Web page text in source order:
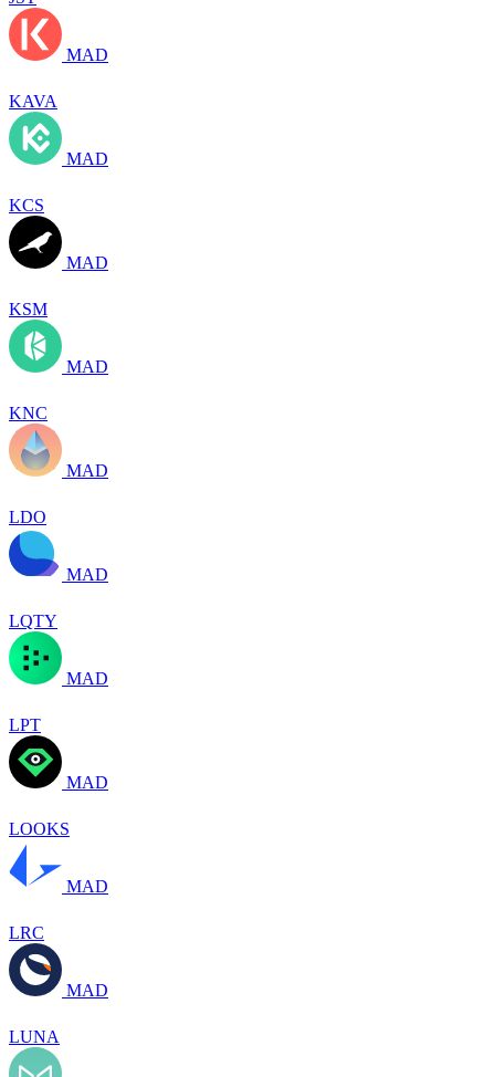
MAD
KAVA
MAD
KCS
MAD
KSM
MAD
KNC
MAD
LDO
MAD
LQTY
MAD
LPT
MAD
LOOKS
MAD
LRC
MAD
LUNA